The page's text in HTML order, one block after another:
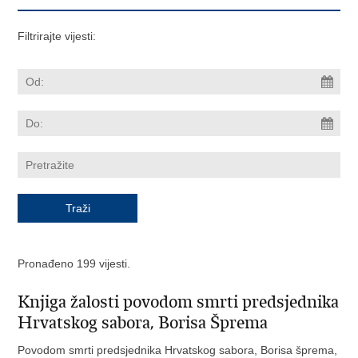
Filtrirajte vijesti:
Pronađeno 199 vijesti.
Knjiga žalosti povodom smrti predsjednika
Hrvatskog sabora, Borisa Šprema
Povodom smrti predsjednika Hrvatskog sabora, Borisa šprema,